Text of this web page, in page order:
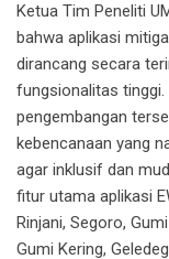
Ketua Tim Peneliti
bahwa aplikasi
dirancang secara
fungsionalitas
pengembangan
kebencanaan yang
agar inklusif dan
fitur utama aplikasi
Rinjani, Segoro,
Gumi Kering,